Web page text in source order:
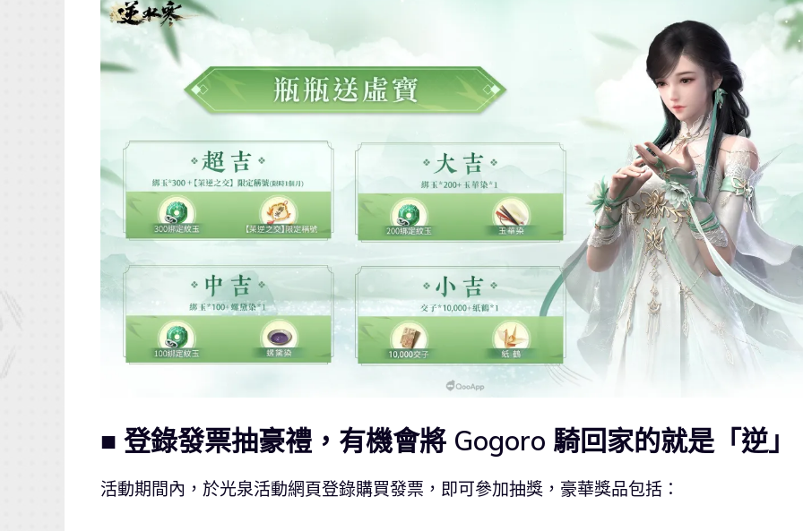
■ 登錄發票抽豪禮，有機會將 Gogoro 騎回家的就是「逆」
活動期間內，於光泉活動網頁登錄購買發票，即可參加抽獎，豪華獎品包括：